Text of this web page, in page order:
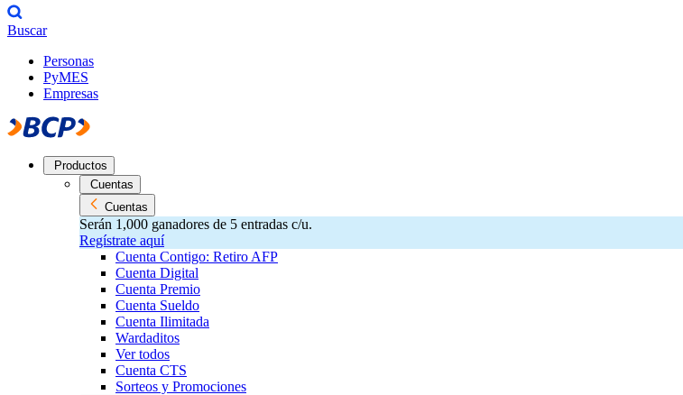
Buscar
Personas
PyMES
Empresas
Productos
Cuentas
Cuentas
Serán 1,000 ganadores de 5 entradas c/u.
Regístrate aquí
Cuenta Contigo: Retiro AFP
Cuenta Digital
Cuenta Premio
Cuenta Sueldo
Cuenta Ilimitada
Wardaditos
Ver todos
Cuenta CTS
Sorteos y Promociones